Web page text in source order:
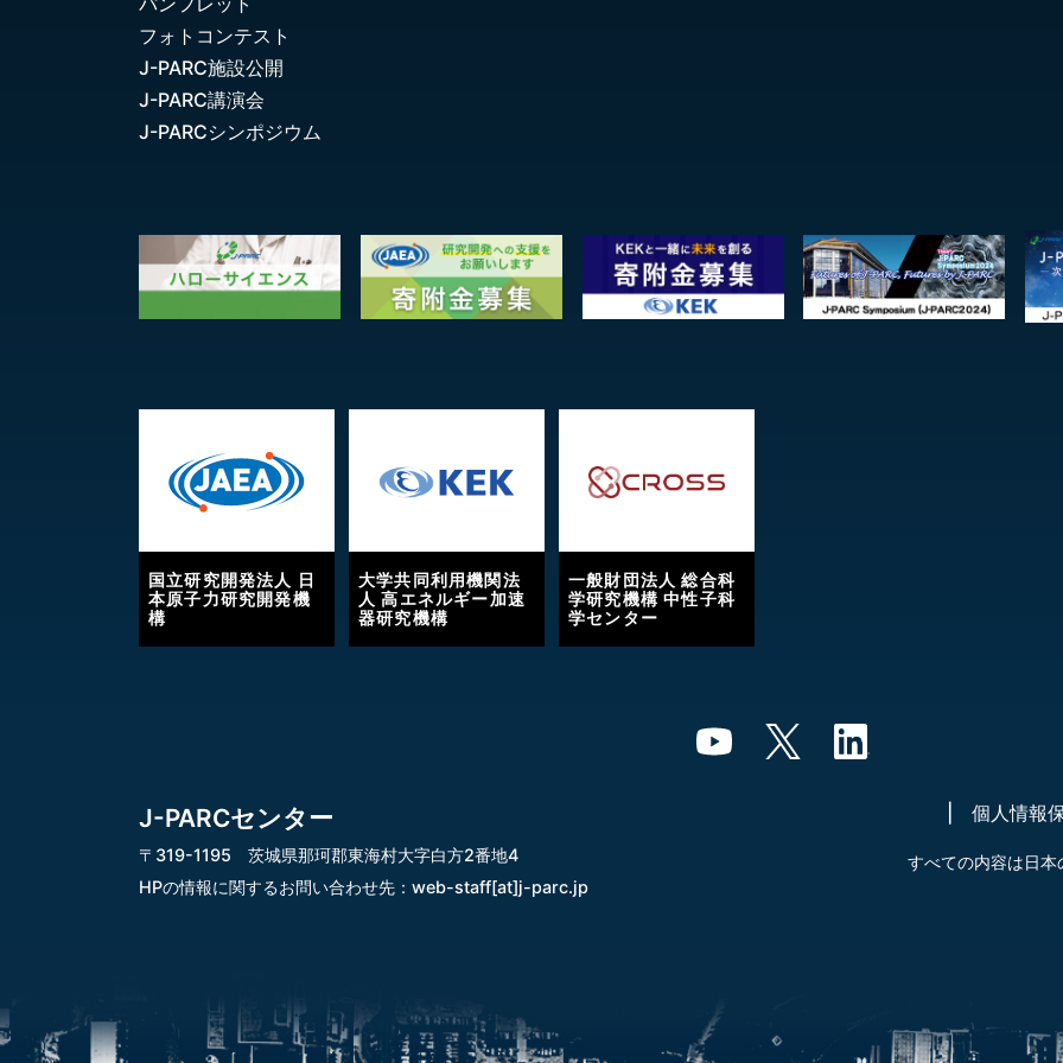
フォトコンテスト
J-PARC施設公開
J-PARC講演会
J-PARCシンポジウム
国立研究開発法人 日
本原子力研究開発機
構
大学共同利用機関法
人 高エネルギー加速
器研究機構
一般財団法人 総合科
学研究機構 中性子科
学センター
J-PARCセンター
〒319-1195 茨城県那珂郡東海村大字白方2番地4
HPの情報に関するお問い合わせ先： web-staff[at]j-parc.jp
個人情報
すべての内容は日